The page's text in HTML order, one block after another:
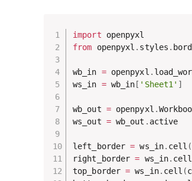
import
from openpyxl . styles .
wb_in = openpyxl .
ws_in = wb_in[ 'Sheet1' ]
wb_out = openpyxl .
ws_out = wb_out . active
left_border = ws_in. cell (
right_border = ws_in. cell
top_border = ws_in. cell (